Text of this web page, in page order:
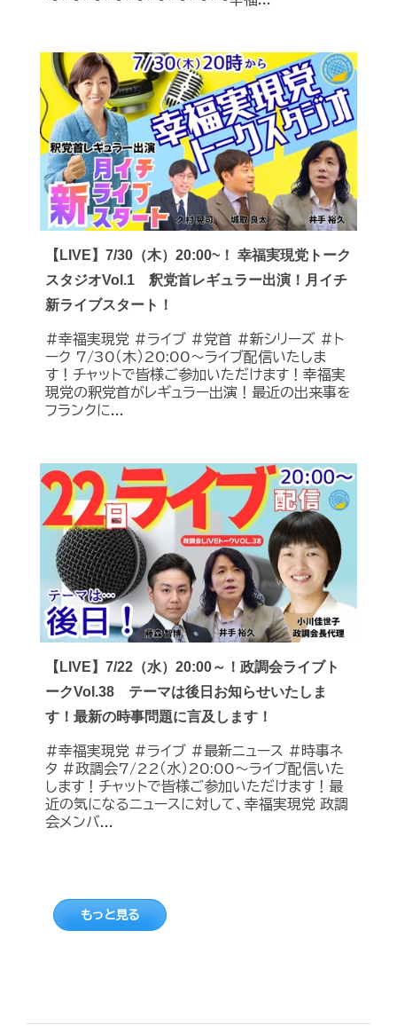
【LIVE】7/30（木）20:00~！ 幸福実現党トーク
スタジオVol.1 釈党首レギュラー出演！月イチ
新ライブスタート！
#幸福実現党 #ライブ #党首 #新シリーズ #ト
ーク 7/30（木）20:00～ライブ配信いたしま
す！チャットで皆様ご参加いただけます！幸福実
現党の釈党首がレギュラー出演！最近の出来事を
フランクに...
【LIVE】7/22（水）20:00～！政調会ライブト
ークVol.38 テーマは後日お知らせいたしま
す！最新の時事問題に言及します！
#幸福実現党 #ライブ #最新ニュース #時事ネ
タ #政調会7/22（水）20:00～ライブ配信いた
します！チャットで皆様ご参加いただけます！最
近の気になるニュースに対して、幸福実現党 政調
会メンバ...
もっと見る